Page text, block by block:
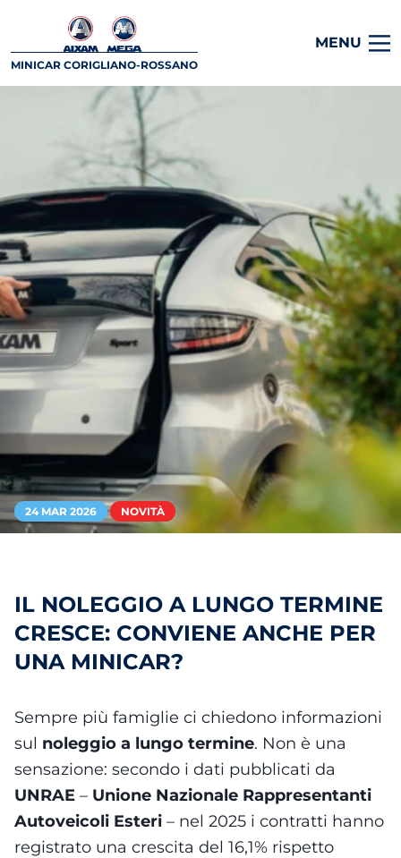
MINICAR CORIGLIANO-ROSSANO
MENU
24 MAR 2026 NOVITÀ
IL NOLEGGIO A LUNGO TERMINE
CRESCE: CONVIENE ANCHE PER
UNA MINICAR?
Sempre più famiglie ci chiedono informazioni
sul noleggio a lungo termine. Non è una
sensazione: secondo i dati pubblicati da
UNRAE – Unione Nazionale Rappresentanti
Autoveicoli Esteri – nel 2025 i contratti hanno
registrato una crescita del 16,1% rispetto